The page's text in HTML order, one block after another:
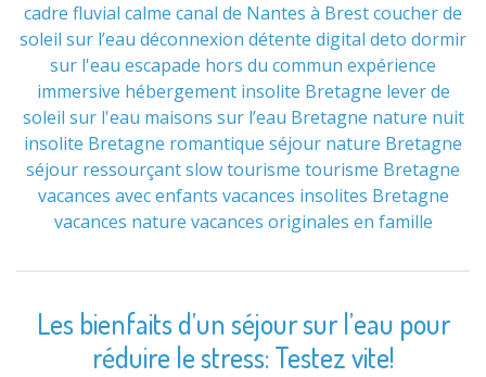
cadre fluvial calme canal de Nantes à Brestcoucher de
soleil sur l’eau déconnexion détente digital deto dormir
sur l'eau escapade hors du commun expérience
immersive hébergement insolite Bretagne lever de
soleil sur l'eau maisons sur l’eau Bretagne nature nuit
insolite Bretagne romantique séjour nature Bretagne
séjour ressourçantslow tourisme tourisme Bretagne
vacances avec enfants vacances insolites Bretagne
vacances nature vacances originales en famille
Les bienfaits d’un séjour sur l’eau pour
réduire le stress: Testez vite!